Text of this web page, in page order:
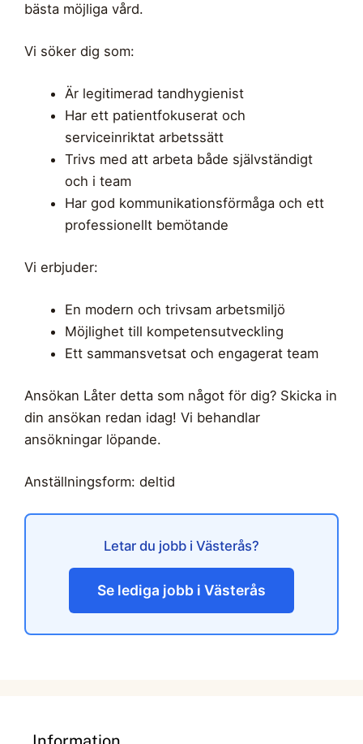
bästa möjliga vård.
Vi söker dig som:
Är legitimerad tandhygienist
Har ett patientfokuserat och
serviceinriktat arbetssätt
Trivs med att arbeta både självständigt
och i team
Har god kommunikationsförmåga och ett
professionellt bemötande
Vi erbjuder:
En modern och trivsam arbetsmiljö
Möjlighet till kompetensutveckling
Ett sammansvetsat och engagerat team
Ansökan Låter detta som något för dig? Skicka in
din ansökan redan idag! Vi behandlar
ansökningar löpande.
Anställningsform: deltid
Letar du jobb i Västerås?
Se lediga jobb i Västerås